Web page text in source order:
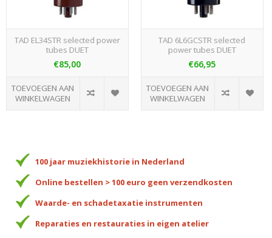
TAD EL34STR selected power
tubes DUET
€85,00
TOEVOEGEN AAN
WINKELWAGEN
TAD 6L6GCSTR selected
power tubes DUET
€66,95
TOEVOEGEN AAN
WINKELWAGEN
100 jaar muziekhistorie in Nederland
Online bestellen > 100 euro geen verzendkosten
Waarde- en schadetaxatie instrumenten
Reparaties en restauraties in eigen atelier